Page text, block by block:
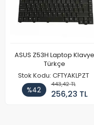
ASUS Z53H Laptop Klavye
Türkçe
Stok Kodu: CFTYAKLPZT
%42
443,42 TL
256,23 TL